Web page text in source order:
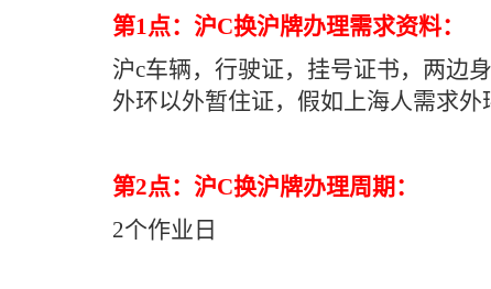
第1点：沪C换沪牌办理需求资料：
沪c车辆，行驶证，挂号证书，两边
外环以外暂住证，假如上海人需求外
第2点：沪C换沪牌办理周期：
2个作业日